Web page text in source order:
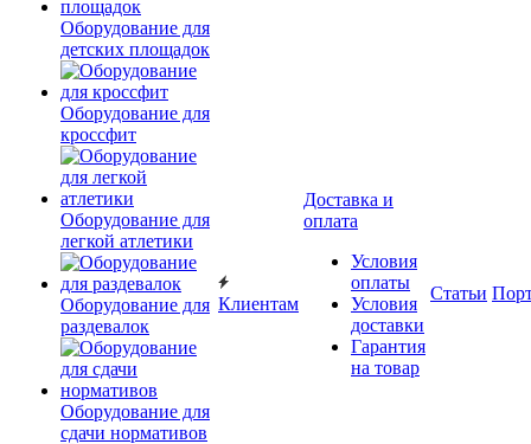
Оборудование для
детских площадок
Оборудование для
кроссфит
Оборудование для
легкой атлетики
Оборудование для
раздевалок
Оборудование для
сдачи нормативов
Клиентам
Доставка и
оплата
Условия
оплаты
Условия
доставки
Гарантия
на товар
Статьи